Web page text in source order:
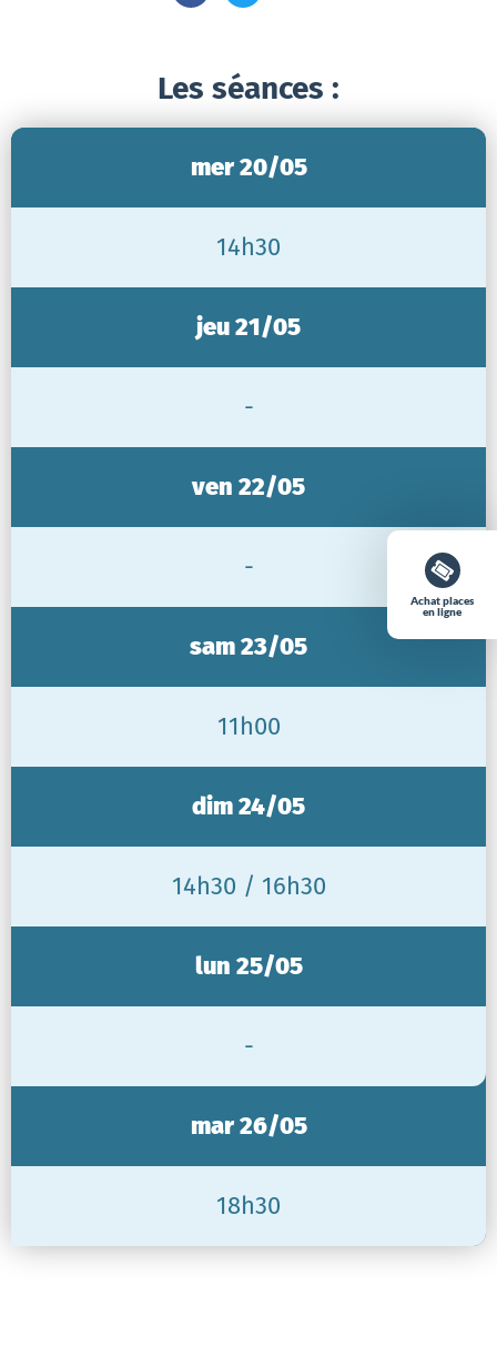
Les séances :
Achat places
en ligne
mer 20/05
14h30
jeu 21/05
-
ven 22/05
-
sam 23/05
11h00
dim 24/05
14h30 / 16h30
lun 25/05
-
mar 26/05
18h30